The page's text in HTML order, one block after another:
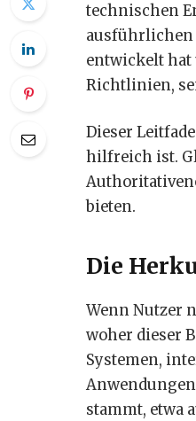
technischen
ausführlichen
entwickelt hat
Richtlinien,
Dieser
hilfreich ist.
bieten.
Die
Wenn Nutzer
woher dieser
Systemen,
stammt, etwa